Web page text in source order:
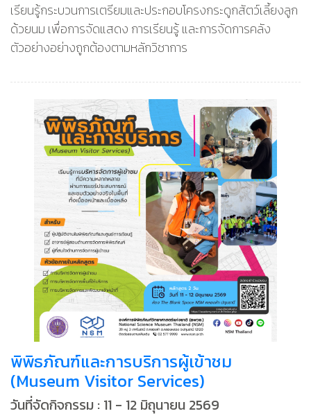
เรียนรู้กระบวนการเตรียมและประกอบโครงกระดูกสัตว์เลี้ยงลูก
ด้วยนม เพื่อการจัดแสดง การเรียนรู้ และการจัดการคลัง
ตัวอย่างอย่างถูกต้องตามหลักวิชาการ
พิพิธภัณฑ์และการบริการผู้เข้าชม
(Museum Visitor Services)
วันที่จัดกิจกรรม : 11 - 12 มิถุนายน 2569